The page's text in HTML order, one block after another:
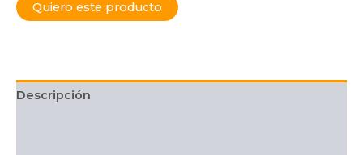
Quiero este producto
Descripción